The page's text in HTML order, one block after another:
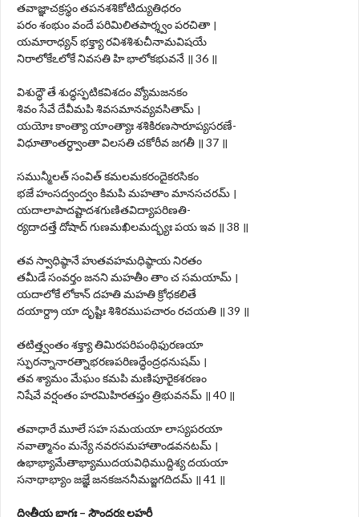
తవాజ్ఞాచక్రస్థం తపనశశికోటిద్యుతిధరం
పరం శంభుం వందే పరిమిలితపార్శ్వం పరచితా ।
యమారాధ్యన్ భక్త్యా రవిశశిశుచీనామవిషయే
నిరాలోకేఽలోకే నివసతి హి భాలోకభువనే ॥ 36 ॥
విశుద్ధౌ తే శుద్ధస్ఫటికవిశదం వ్యోమజనకం
శివం సేవే దేవీమపి శివసమానవ్యవసితామ్ ।
యయోః కాంత్యా యాంత్యాః శశికిరణసారూప్యసరణే-
విధూతాంతర్ధ్వాంతా విలసతి చకోరీవ జగతీ ॥ 37 ॥
సమున్మీలత్ సంవిత్ కమలమకరందైకరసికం
భజే హంసద్వంద్వం కిమపి మహతాం మానసచరమ్ ।
యదాలాపాదష్టాదశగుణితవిద్యాపరిణతి-
ర్యదాదత్తే దోషాద్ గుణమఖిలమద్భ్యః పయ ఇవ ॥ 38 ॥
తవ స్వాధిష్ఠానే హుతవహమధిష్ఠాయ నిరతం
తమీడే సంవర్తం జనని మహతీం తాం చ సమయామ్ ।
యదాలోకే లోకాన్ దహతి మహతి క్రోధకలితే
దయార్ద్రా యా దృష్టిః శిశిరముపచారం రచయతి ॥ 39 ॥
తటిత్త్వంతం శక్త్యా తిమిరపరిపంథిఫురణయా
స్ఫురన్నానారత్నాభరణపరిణద్ధేంద్రధనుషమ్ ।
తవ శ్యామం మేఘం కమపి మణిపూరైకశరణం
నిషేవే వర్షంతం హరమిహిరతప్తం త్రిభువనమ్ ॥ 40 ॥
తవాధారే మూలే సహ సమయయా లాస్యపరయా
నవాత్మానం మన్యే నవరసమహాతాండవనటమ్ ।
ఉభాభ్యామేతాభ్యాముదయవిధిముద్దిశ్య దయయా
సనాథాభ్యాం జజ్ఞే జనకజననీమజ్జగదిదమ్ ॥ 41 ॥
ద్వితీయ భాగః – సౌందర్య లహరీ